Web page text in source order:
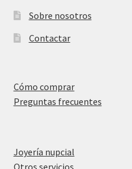
Sobre nosotros
Contactar
Cómo comprar
Preguntas frecuentes
Joyería nupcial
Otros servicios